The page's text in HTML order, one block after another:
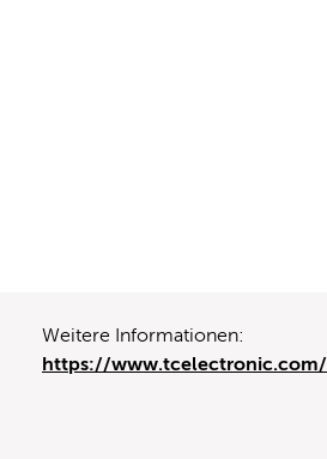
Weitere Informationen:
https://www.tcelectronic.com/